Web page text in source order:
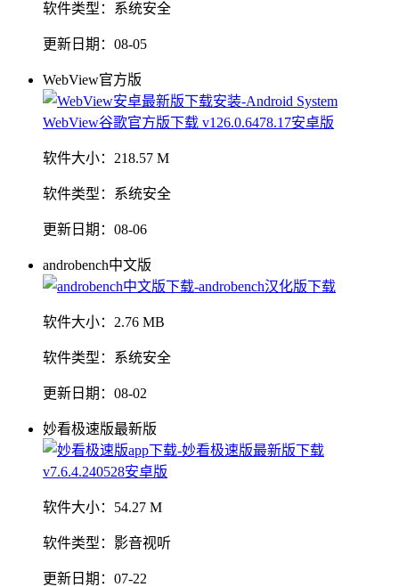
软件类型： 系统安全
更新日期： 08-05
WebView官方版
软件大小： 218.57 M
软件类型： 系统安全
更新日期： 08-06
androbench中文版
软件大小： 2.76 MB
软件类型： 系统安全
更新日期： 08-02
妙看极速版最新版
软件大小： 54.27 M
软件类型： 影音视听
更新日期： 07-22